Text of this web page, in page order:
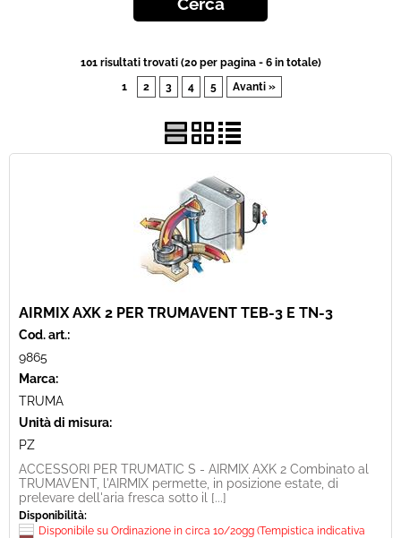
Best Seller
Fineserie e Occasioni
101 risultati trovati (20 per pagina - 6 in totale)
1
2 3 4 5 Avanti »
AIRMIX AXK 2 PER TRUMAVENT TEB-3 E TN-3
Cod. art.:
9865
Marca:
TRUMA
Unità di misura:
PZ
ACCESSORI PER TRUMATIC S - AIRMIX AXK 2 Combinato al
TRUMAVENT, l'AIRMIX permette, in posizione estate, di
prelevare dell'aria fresca sotto il [...]
Disponibilità:
Disponibile su Ordinazione in circa 10/20gg (Tempistica indicativa